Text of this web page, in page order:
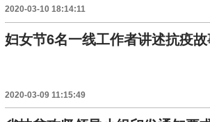
2020-03-10 18:14:11
妇女节6名一线工作者讲述抗疫故
2020-03-09 11:15:49